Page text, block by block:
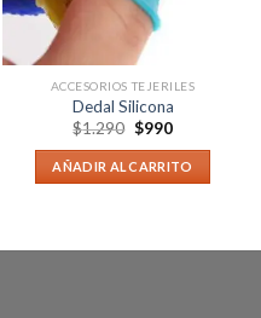
ACCESORIOS TEJERILES
Dedal Silicona
$1.290 $990
AÑADIR AL CARRITO